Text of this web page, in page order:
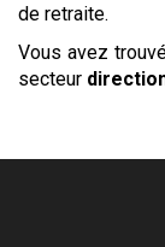
de retraite.
Vous avez
secteur